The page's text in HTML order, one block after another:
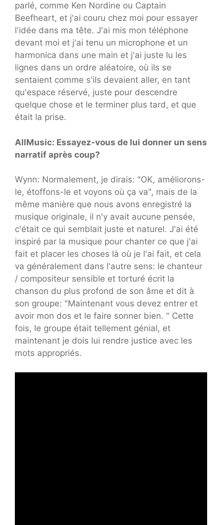
parlé, comme Ken Nordine ou Captain
Beefheart, et j'ai couru chez moi pour essayer
l'idée dans ma tête. J'ai mis mon téléphone
devant moi et j'ai tenu un microphone et un
harmonica dans une main et j'ai juste lu les
lignes dans un ordre aléatoire, où ils se
sentaient comme s'ils devaient aller, en tant
qu'espace réservé, juste pour descendre
quelque chose et le terminer plus tard, et que
était la prise.
AllMusic: Essayez-vous de lui donner un sens
narratif après coup?
Wynn: Normalement, je dirais: "OK, améliorons-
le, étoffons-le et voyons où ça va", mais de la
même manière que nous avons enregistré la
musique originale, il n'y avait aucune pensée,
c'était ce qui semblait juste et naturel. J'ai été
inspiré par la musique pour chanter ce que j'ai
fait et placer les choses là où je l'ai fait, et cela
va généralement dans l'autre sens: le chanteur
/ compositeur sensible et torturé écrit la
chanson du plus profond de son âme et dit à
son groupe: "Maintenant vous devez entrer et
avoir mon dos et le faire sonner bien. " Cette
fois, le groupe était tellement génial, et
maintenant je dois lui rendre justice avec les
mots appropriés.